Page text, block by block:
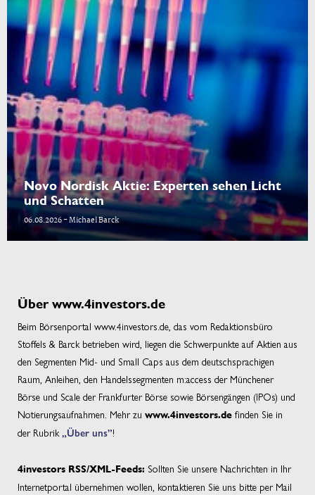
Novo Nordisk Aktie: Experten sehen Licht
und Schatten
06.08.2026 - Michael Barck
Über www.4investors.de
Beim Börsenportal www.4investors.de, das vom Redaktionsbüro
Stoffels & Barck betrieben wird, liegen die Schwerpunkte auf Aktien aus
den Segmenten Mid- und Small Caps aus dem deutschsprachigen
Raum, Anleihen, den Handelssegmenten m:access der Münchener
Börse und Scale der Frankfurter Börse sowie Börsengängen (IPOs) und
Notierungsaufnahmen. Mehr zu www.4investors.de finden Sie in
der Rubrik„Über uns”!
4investors RSS/XML-Feeds: Sollten Sie unsere Nachrichten in Ihr
Internetportal übernehmen wollen, kontaktieren Sie uns bitte per Mail